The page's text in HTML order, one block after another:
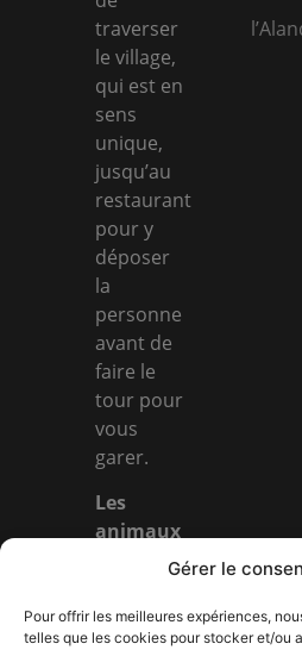
Gérer le
Pour offrir les meilleures expériences,
telles que les cookies pour stocker et/ou
traverser
le village,
qui est en
sens
unique,
jusqu’au
restaurant
pour y
déposer
la
personne
avant de
faire le
tour pour
vous
garer.
Les
animaux
tenus en
sont